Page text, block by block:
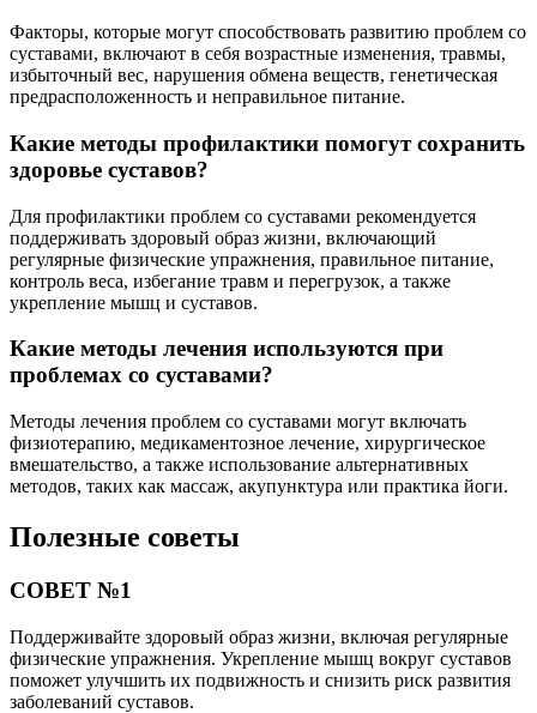
Факторы, которые могут способствовать развитию проблем со
суставами, включают в себя возрастные изменения, травмы,
избыточный вес, нарушения обмена веществ, генетическая
предрасположенность и неправильное питание.
Какие методы профилактики помогут сохранить
здоровье суставов?
Для профилактики проблем со суставами рекомендуется
поддерживать здоровый образ жизни, включающий
регулярные физические упражнения, правильное питание,
контроль веса, избегание травм и перегрузок, а также
укрепление мышц и суставов.
Какие методы лечения используются при
проблемах со суставами?
Методы лечения проблем со суставами могут включать
физиотерапию, медикаментозное лечение, хирургическое
вмешательство, а также использование альтернативных
методов, таких как массаж, акупунктура или практика йоги.
Полезные советы
СОВЕТ №1
Поддерживайте здоровый образ жизни, включая регулярные
физические упражнения. Укрепление мышц вокруг суставов
поможет улучшить их подвижность и снизить риск развития
заболеваний суставов.